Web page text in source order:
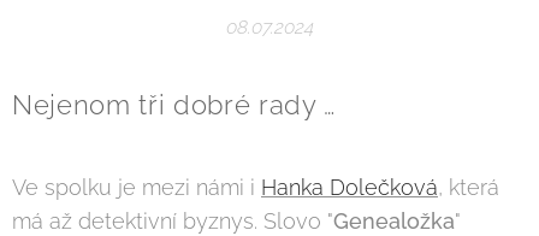
08.07.2024
Nejenom tři dobré rady …
Ve spolku je mezi námi i Hanka Dolečková, která
má až detektivní byznys. Slovo "Genealožka"